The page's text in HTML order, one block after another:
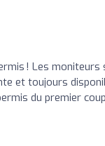
! Les
et toujours
du premier